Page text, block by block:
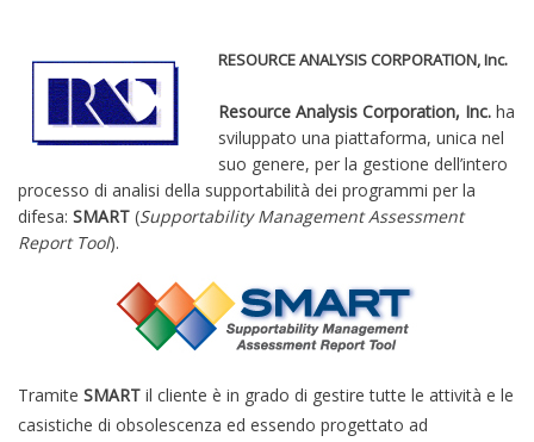
RESOURCE ANALYSIS CORPORATION, Inc.
Resource Analysis Corporation, Inc.ha
sviluppato una piattaforma, unica nel
suo genere, per la gestione dell’intero
processo di analisi della supportabilità dei programmi per la
difesa: SMART (Supportability Management Assessment
Report Tool).
Tramite SMART il cliente è in grado di gestire tutte le attività e le
casistiche di obsolescenza ed essendo progettato ad